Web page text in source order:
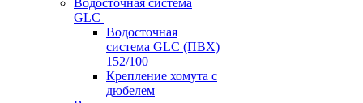
Водосточная система
GLC
Водосточная
система GLC (ПВХ)
152/100
Крепление хомута с
дюбелем